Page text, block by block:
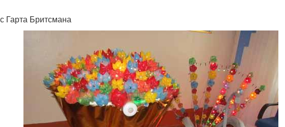
Гарта Бритсмана